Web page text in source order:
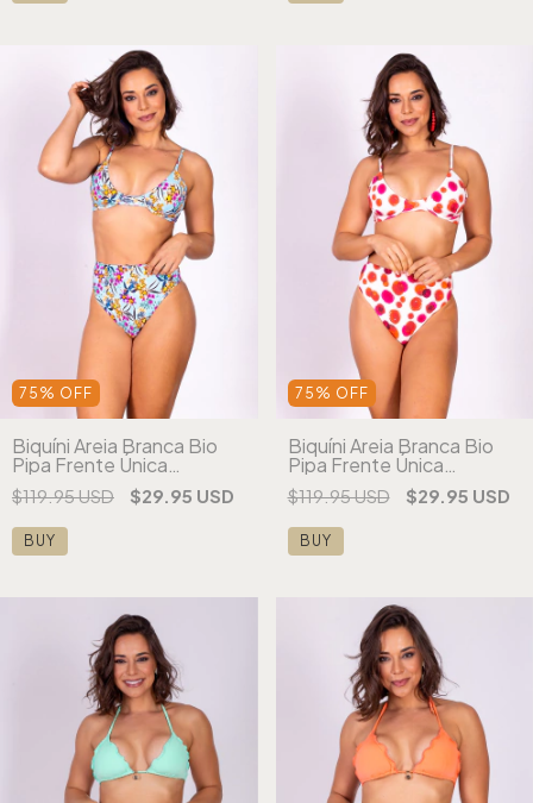
75 % OFF
Biquíni Areia Branca Bio
Pipa Frente Única
Estampado Vermelho
(cópia) (cópia) (cópia)
(cópia)
$119.95 USD $29.95 USD
BUY
75 % OFF
Biquíni Areia Branca Bio
Pipa Frente Única
Estampado Vermelho
(cópia) (cópia) (cópia)
$119.95 USD $29.95 USD
BUY